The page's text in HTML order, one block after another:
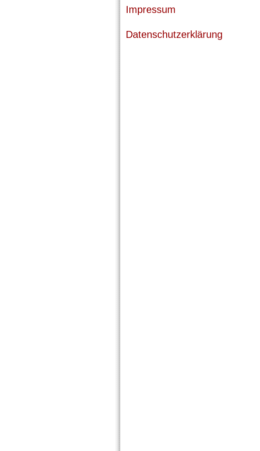
Impressum
Datenschutzerklärung